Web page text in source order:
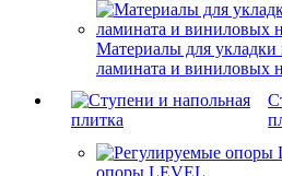
Материалы для укладки
ламината и виниловых
опоры LEVEL